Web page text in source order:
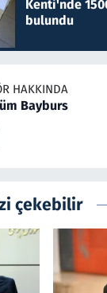
Kenti'nde
bulundu
HAKKINDA
Bayburs
çekebilir